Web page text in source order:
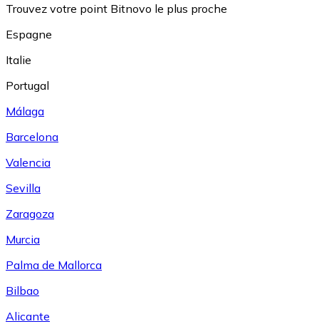
Trouvez votre point Bitnovo le plus proche
Espagne
Italie
Portugal
Málaga
Barcelona
Valencia
Sevilla
Zaragoza
Murcia
Palma de Mallorca
Bilbao
Alicante